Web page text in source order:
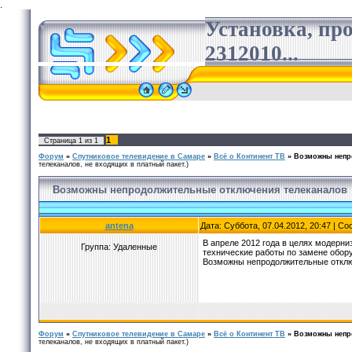
Установка,
2312010...
Страница 1 из 1 1
Форум » Спутниковое телевидение в Самаре » Всё о Континент ТВ » Возможны
телеканалов, не входящих в платный пакет.)
Возможны непродолжительные отключения телеканалов
antena Дата: Суббота, 07.04.2012, 20:47 |
Группа: Удаленные
В апреле 2012 года в целях
технические работы по замене
Возможны непродолжительные
Форум » Спутниковое телевидение в Самаре » Всё о Континент ТВ » Возможны
телеканалов, не входящих в платный пакет.)